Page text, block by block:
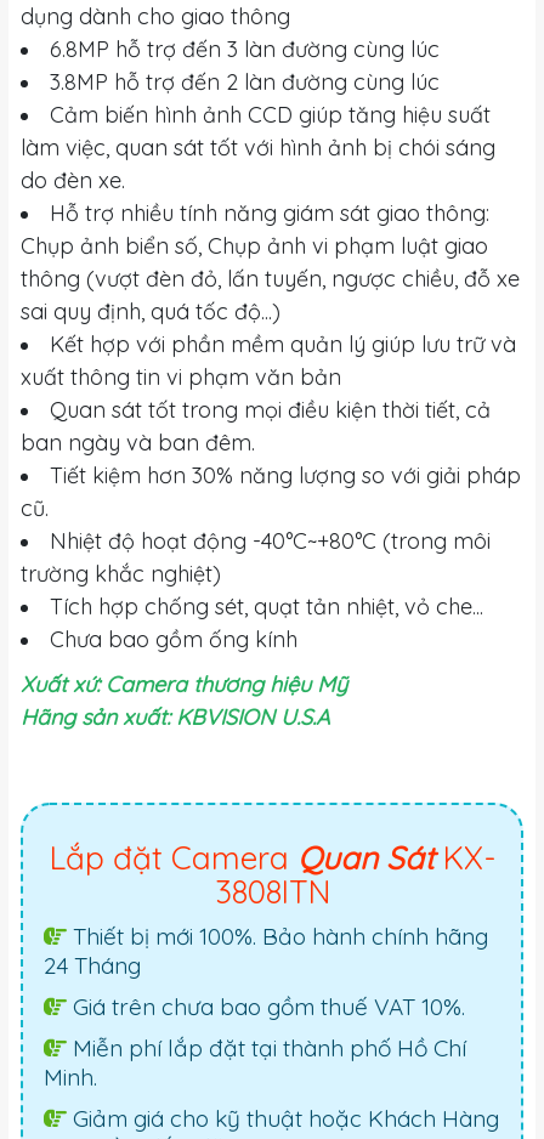
dụng dành cho giao thông
6.8MP hỗ trợ đến 3 làn đường cùng lúc
3.8MP hỗ trợ đến 2 làn đường cùng lúc
Cảm biến hình ảnh CCD giúp tăng hiệu suất
làm việc, quan sát tốt với hình ảnh bị chói sáng
do đèn xe.
Hỗ trợ nhiều tính năng giám sát giao thông:
Chụp ảnh biển số, Chụp ảnh vi phạm luật giao
thông (vượt đèn đỏ, lấn tuyến, ngược chiều, đỗ xe
sai quy định, quá tốc độ...)
Kết hợp với phần mềm quản lý giúp lưu trữ và
xuất thông tin vi phạm văn bản
Quan sát tốt trong mọi điều kiện thời tiết, cả
ban ngày và ban đêm.
Tiết kiệm hơn 30% năng lượng so với giải pháp
cũ.
Nhiệt độ hoạt động -40°C~+80°C (trong môi
trường khắc nghiệt)
Tích hợp chống sét, quạt tản nhiệt, vỏ che...
Chưa bao gồm ống kính
Xuất xứ: Camera thương hiệu Mỹ
Hãng sản xuất: KBVISION U.S.A
Lắp đặt Camera Quan SátKX-
3808ITN
Thiết bị mới 100%. Bảo hành chính hãng
24 Tháng
Giá trên chưa bao gồm thuế VAT 10%.
Miễn phí lắp đặt tại thành phố Hồ Chí
Minh.
Giảm giá cho kỹ thuật hoặc Khách Hàng